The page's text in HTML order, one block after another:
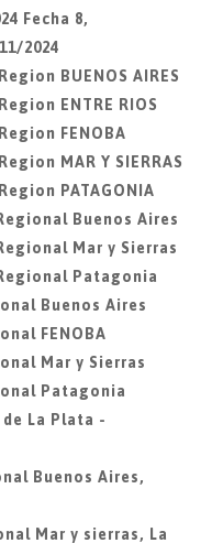
Fecha 8,
2024
BUENOS AIRES
ENTRE RIOS
FENOBA
MAR Y SIERRAS
PATAGONIA
Buenos Aires
Mar y Sierras
Patagonia
Buenos Aires
FENOBA
Mar y Sierras
Patagonia
de La Plata -
Buenos Aires,
Mar y sierras, La